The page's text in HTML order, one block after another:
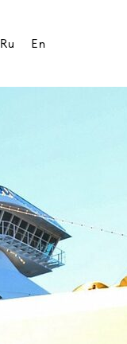
Ru En